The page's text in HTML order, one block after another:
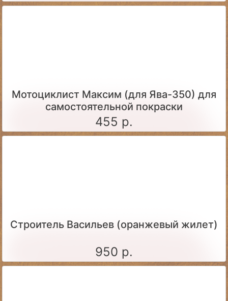
Мотоциклист Максим (для Ява-350) для
самостоятельной покраски
455 р.
Строитель Васильев (оранжевый жилет)
950 р.